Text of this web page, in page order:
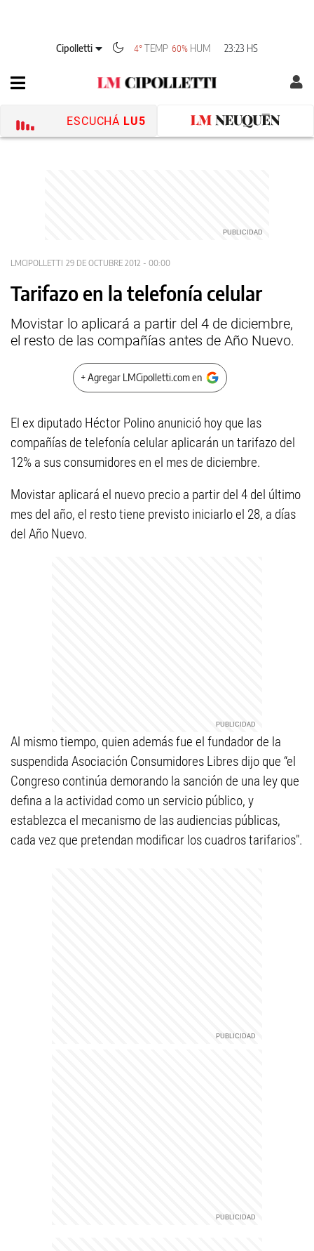
Cipolletti 4°TEMP 60% HUM 23:23 HS
ESCUCHÁ LU5
LMCIPOLLETTI 29 DE OCTUBRE 2012 - 00:00
Tarifazo en la telefonía celular
Movistar lo aplicará a partir del 4 de diciembre,
el resto de las compañías antes de Año Nuevo.
+ Agregar LMCipolletti.com en
El ex diputado Héctor Polino anunició hoy que las
compañías de telefonía celular aplicarán un tarifazo del
12% a sus consumidores en el mes de diciembre.
Movistar aplicará el nuevo precio a partir del 4 del último
mes del año, el resto tiene previsto iniciarlo el 28, a días
del Año Nuevo.
Al mismo tiempo, quien además fue el fundador de la
suspendida Asociación Consumidores Libres dijo que “el
Congreso continúa demorando la sanción de una ley que
defina a la actividad como un servicio público, y
establezca el mecanismo de las audiencias públicas,
cada vez que pretendan modificar los cuadros tarifarios".